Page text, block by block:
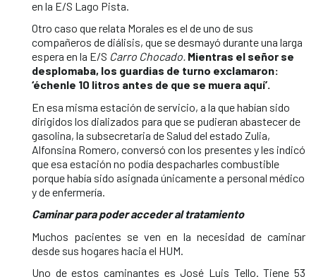
en la E/S Lago Pista.
Otro caso que relata Morales es el de uno de sus
compañeros de diálisis, que se desmayó durante una larga
espera en la E/S Carro Chocado. Mientras el señor se
desplomaba, los guardias de turno exclamaron:
‘échenle 10 litros antes de que se muera aquí’.
En esa misma estación de servicio, a la que habían sido
dirigidos los dializados para que se pudieran abastecer de
gasolina, la subsecretaria de Salud del estado Zulia,
Alfonsina Romero, conversó con los presentes y les indicó
que esa estación no podía despacharles combustible
porque había sido asignada únicamente a personal médico
y de enfermería.
Caminar para poder acceder al tratamiento
Muchos pacientes se ven en la necesidad de caminar
desde sus hogares hacia el HUM.
Uno de estos caminantes es José Luis Tello. Tiene 53